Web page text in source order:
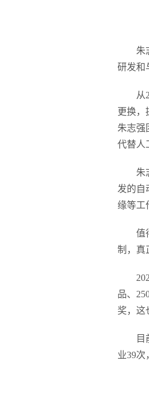
朱
研发和
从
更换，
朱志强
代替人
朱
发的自
缘等工
值
制，真
品、
奖，这
目
业39次